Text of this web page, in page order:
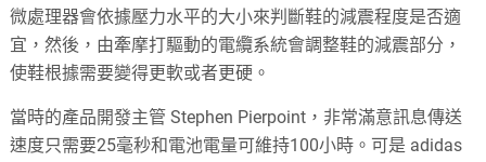
微處理器會依據壓力水平的大小來判斷鞋的減震程度是否適
宜，然後，由牽摩打驅動的電纜系統會調整鞋的減震部分，
使鞋根據需要變得更軟或者更硬。
當時的產品開發主管 Stephen Pierpoint，非常滿意訊息傳送
速度只需要25毫秒和電池電量可維持100小時。可是 adidas